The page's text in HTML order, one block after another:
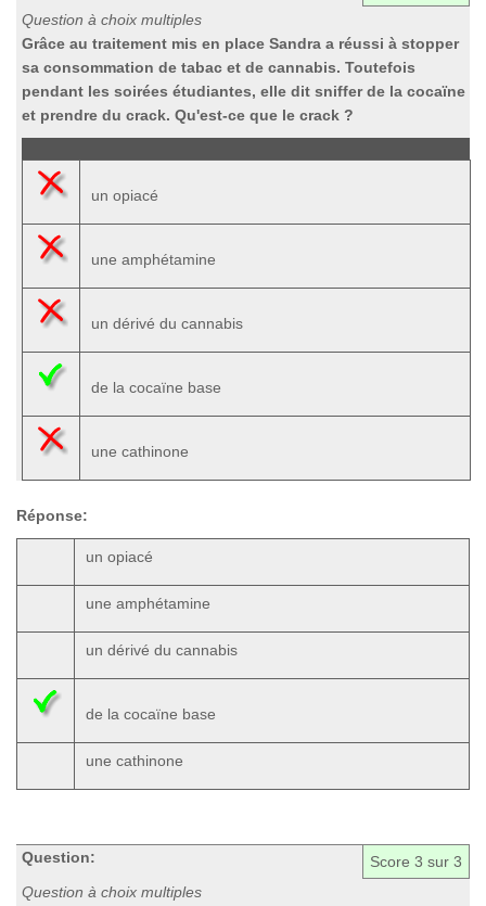
Question à choix multiples
Grâce au traitement mis en place Sandra a réussi à stopper
sa consommation de tabac et de cannabis. Toutefois
pendant les soirées étudiantes, elle dit sniffer de la cocaïne
et prendre du crack. Qu'est-ce que le crack ?
un opiacé
une amphétamine
un dérivé du cannabis
de la cocaïne base
une cathinone
Réponse:
un opiacé
une amphétamine
un dérivé du cannabis
de la cocaïne base
une cathinone
Score 3 sur 3
Question:
Question à choix multiples